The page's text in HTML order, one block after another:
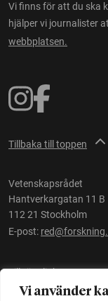
Vi använder
Vi finns för att du ska
hjälper vi journalister
webbplatsen.
Tillbaka till toppen
Vetenskapsrådet
Hantverkargatan 11 B
112 21 Stockholm
E-post:
Tillgänglighet